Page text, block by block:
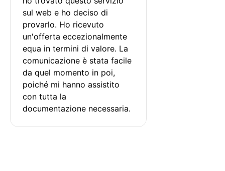
sul web e ho deciso di
provarlo. Ho ricevuto
un'offerta eccezionalmente
equa in termini di valore. La
comunicazione è stata facile
da quel momento in poi,
poiché mi hanno assistito
con tutta la
documentazione necessaria.